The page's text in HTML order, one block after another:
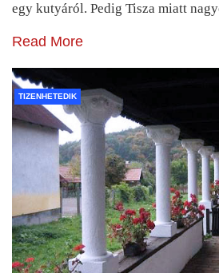
egy kutyáról. Pedig Tisza miatt
Read More
TIZENHETEDIK